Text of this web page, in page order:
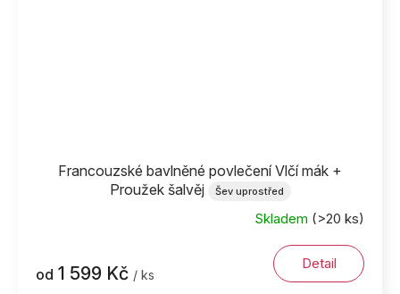
Francouzské bavlněné povlečení Vlčí mák +
Proužek šalvěj
Šev uprostřed
Skladem (>20 ks)
od 1 599 Kč / ks
Detail